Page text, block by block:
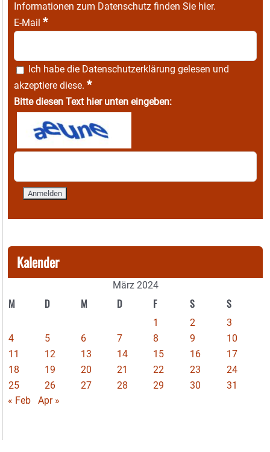
Informationen zum Datenschutz finden Sie hier.
E-Mail *
Ich habe die Datenschutzerklärung gelesen und
akzeptiere diese. *
Bitte diesen Text hier unten eingeben:
Kalender
März 2024
M D M D F S S
1 2
3
4
5 6 7 8 9
10
11
12 13 14 15 16
17
18
19 20 21 22 23
24
25
26 27 28 29 30
31
« Feb
Apr »